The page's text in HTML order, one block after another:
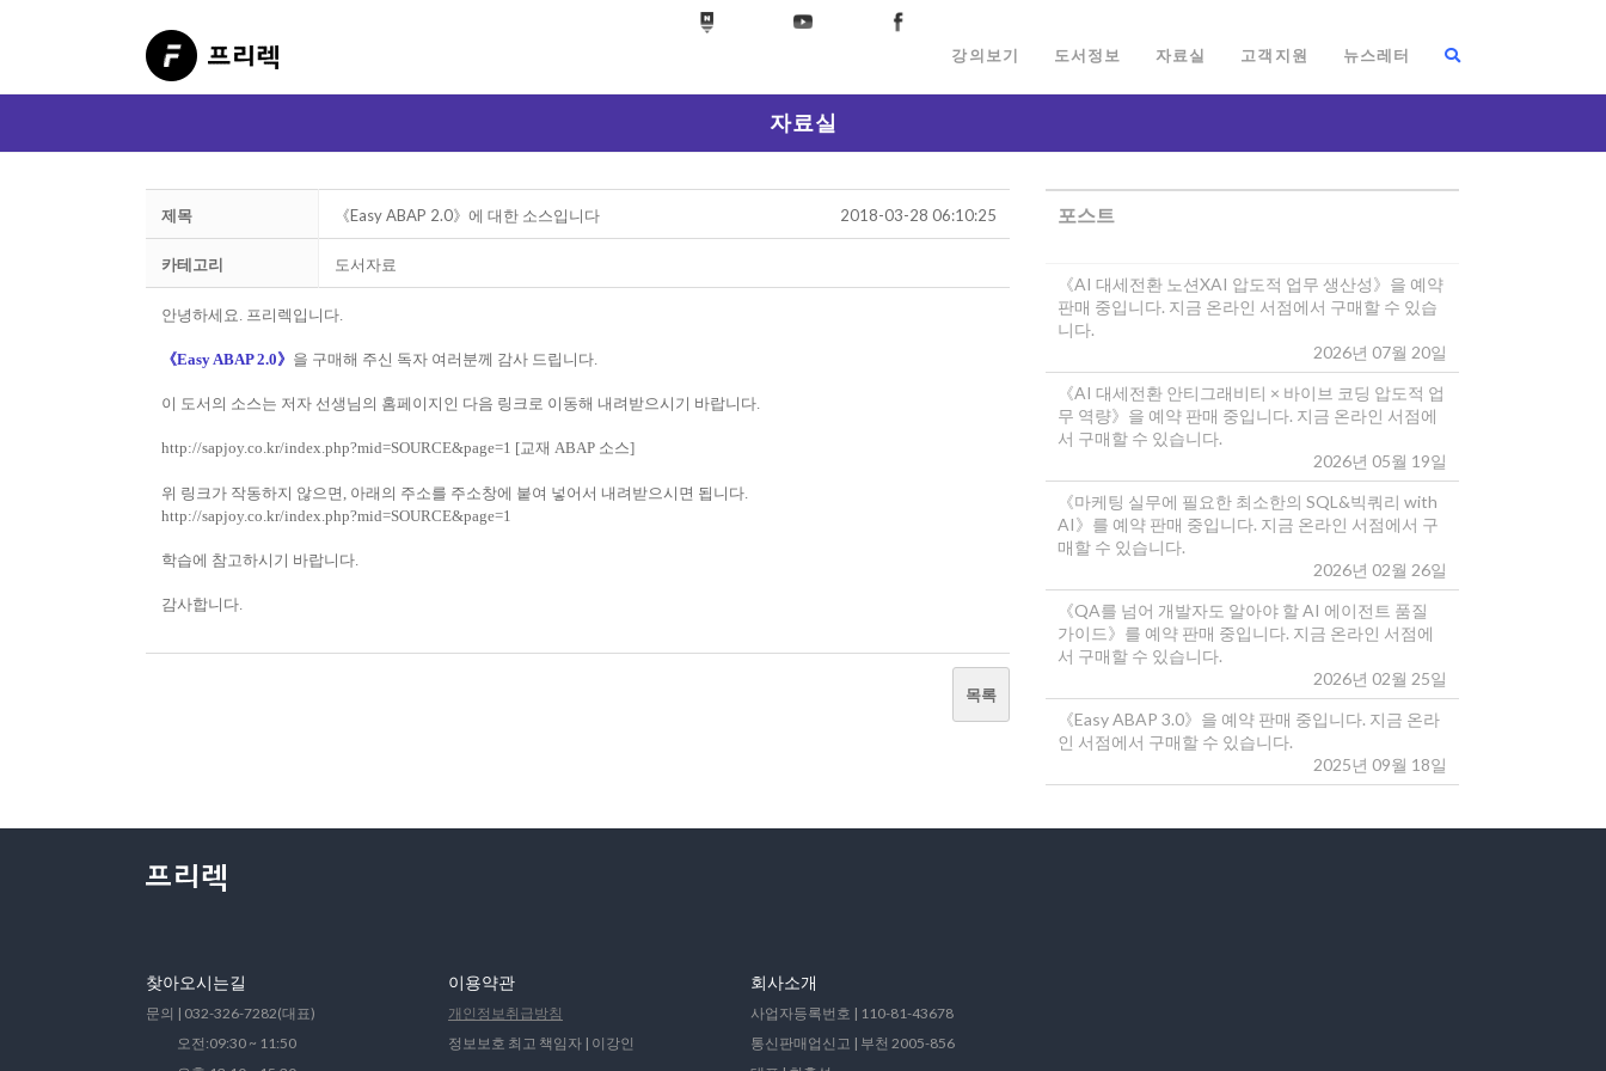
강의보기 도서정보 자료실 고객지원 뉴스레터
자료실
제목 《Easy ABAP 2.0》에 대한 소스입니다 2018-03-28 06:10:25
카테고리 도서자료
안녕하세요. 프리렉입니다.
《Easy ABAP 2.0》 을 구매해 주신 독자 여러분께 감사 드립니다.
이 도서의 소스는 저자 선생님의 홈페이지인 다음 링크로 이동해 내려받으시기 바랍니다.
http://sapjoy.co.kr/index.php?mid=SOURCE&page=1 [교재 ABAP 소스]
위 링크가 작동하지 않으면, 아래의 주소를 주소창에 붙여 넣어서 내려받으시면 됩니다.
http://sapjoy.co.kr/index.php?mid=SOURCE&page=1
학습에 참고하시기 바랍니다.
감사합니다.
목록
포스트
《AI 대세전환 노션XAI 압도적 업무 생산성》을 예약
판매 중입니다. 지금 온라인 서점에서 구매할 수 있습
니다.
2026년 07월 20일
《AI 대세전환 안티그래비티 × 바이브 코딩 압도적 업
무 역량》을 예약 판매 중입니다. 지금 온라인 서점에
서 구매할 수 있습니다.
2026년 05월 19일
《마케팅 실무에 필요한 최소한의 SQL&빅쿼리 with
AI》를 예약 판매 중입니다. 지금 온라인 서점에서 구
매할 수 있습니다.
2026년 02월 26일
《QA를 넘어 개발자도 알아야 할 AI 에이전트 품질
가이드》를 예약 판매 중입니다. 지금 온라인 서점에
서 구매할 수 있습니다.
2026년 02월 25일
《Easy ABAP 3.0》을 예약 판매 중입니다. 지금 온라
인 서점에서 구매할 수 있습니다.
2025년 09월 18일
찾아오시는길
문의 | 032-326-7282(대표)
오전:09:30 ~ 11:50
이용약관
개인정보취급방침
정보보호 최고 책임자 | 이강인
회사소개
사업자등록번호 | 110-81-43678
통신판매업신고 | 부천 2005-856